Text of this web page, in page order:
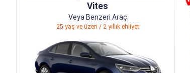
Vites
Veya Benzeri Araç
25 yaş ve üzeri / 2 yıllık ehliyet